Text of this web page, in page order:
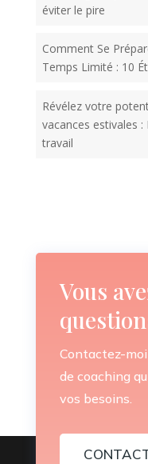
éviter le pire
Comment Se
Temps Limité : 10
Révélez votre
vacances estivales
travail
Vous
Contactez-
de coaching
vos besoins.